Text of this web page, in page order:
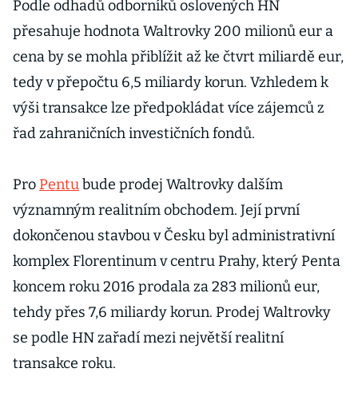
Podle odhadů odborníků oslovených HN
přesahuje hodnota Waltrovky 200 milionů eur a
cena by se mohla přiblížit až ke čtvrt miliardě eur,
tedy v přepočtu 6,5 miliardy korun. Vzhledem k
výši transakce lze předpokládat více zájemců z
řad zahraničních investičních fondů.
Pro Pentubude prodej Waltrovky dalším
významným realitním obchodem. Její první
dokončenou stavbou v Česku byl administrativní
komplex Florentinum v centru Prahy, který Penta
koncem roku 2016 prodala za 283 milionů eur,
tehdy přes 7,6 miliardy korun. Prodej Waltrovky
se podle HN zařadí mezi největší realitní
transakce roku.